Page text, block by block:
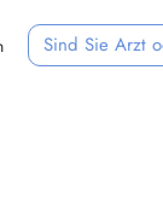
Sind Sie Arzt